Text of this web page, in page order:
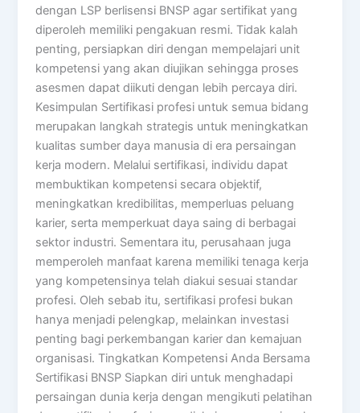
dengan LSP berlisensi BNSP agar sertifikat yang
diperoleh memiliki pengakuan resmi. Tidak kalah
penting, persiapkan diri dengan mempelajari unit
kompetensi yang akan diujikan sehingga proses
asesmen dapat diikuti dengan lebih percaya diri.
Kesimpulan Sertifikasi profesi untuk semua bidang
merupakan langkah strategis untuk meningkatkan
kualitas sumber daya manusia di era persaingan
kerja modern. Melalui sertifikasi, individu dapat
membuktikan kompetensi secara objektif,
meningkatkan kredibilitas, memperluas peluang
karier, serta memperkuat daya saing di berbagai
sektor industri. Sementara itu, perusahaan juga
memperoleh manfaat karena memiliki tenaga kerja
yang kompetensinya telah diakui sesuai standar
profesi. Oleh sebab itu, sertifikasi profesi bukan
hanya menjadi pelengkap, melainkan investasi
penting bagi perkembangan karier dan kemajuan
organisasi. Tingkatkan Kompetensi Anda Bersama
Sertifikasi BNSP Siapkan diri untuk menghadapi
persaingan dunia kerja dengan mengikuti pelatihan